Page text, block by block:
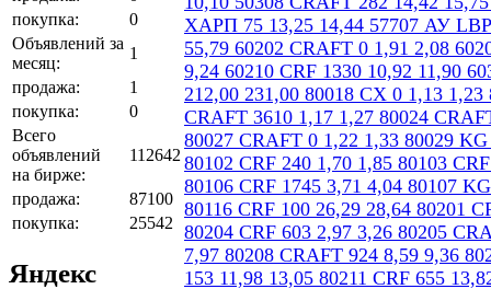
покупка:
0
Объявлений за
месяц:
1
продажа:
1
покупка:
0
Всего
объявлений
на бирже:
112642
продажа:
87100
покупка:
25542
Яндекс